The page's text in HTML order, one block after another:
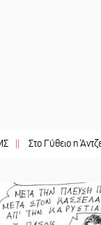
η Άντζελα Γκερέκου